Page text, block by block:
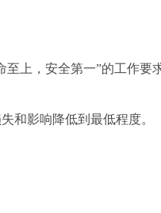
至上，安全第一”的工作要
和影响降低到最低程度。